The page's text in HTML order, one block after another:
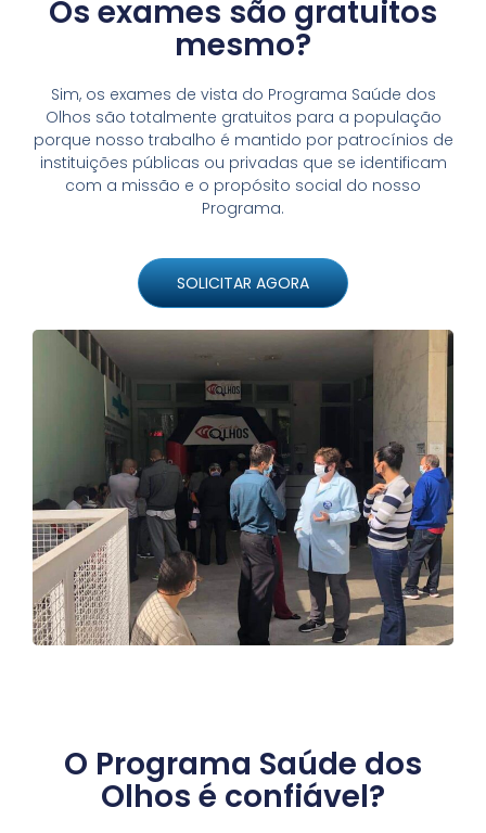
Os exames são gratuitos
mesmo?
Sim, os exames de vista do Programa Saúde dos
Olhos são totalmente gratuitos para a população
porque nosso trabalho é mantido por patrocínios de
instituições públicas ou privadas que se identificam
com a missão e o propósito social do nosso
Programa.
SOLICITAR AGORA
O Programa Saúde dos
Olhos é confiável?